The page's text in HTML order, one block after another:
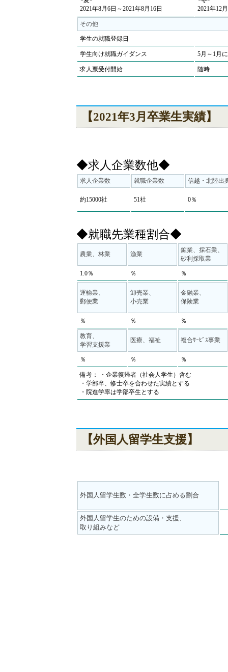
2021年8月6日～2021年8月16日
2021年12
その他
学生の就職登録日
学生向け就職ガイダンス 5月～1月
求人票受付開始 随時
【2021年3月卒業生実績】
◆求人企業数他◆
求人企業数 就職企業数 信越・北陸出
約15000社 51社 0％
◆就職先業種割合◆
農業、林業 漁業
鉱業、採石業、
砂利採取業
1.0％ ％ ％
運輸業、
郵便業
卸売業、
小売業
金融業、
保険業
％ ％ ％
教育、
学習支援業
医療、福祉 複合ｻｰﾋﾞｽ事業
％ ％ ％
備考： ・企業復帰者（社会人学生）含む
・学部卒、修士卒を合わせた実績とする
・院進学率は学部卒生とする
【外国人留学生支援】
外国人留学生数・全学生数に占める割合
外国人留学生のための設備・支援、
取り組みなど